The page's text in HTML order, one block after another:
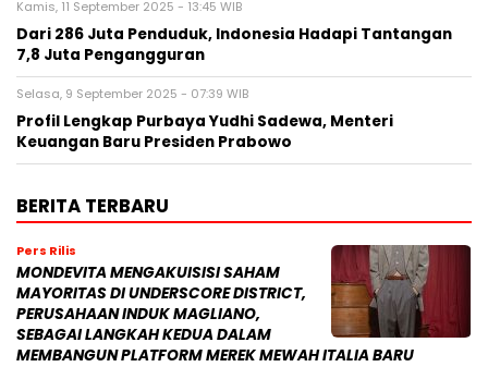
Kamis, 11 September 2025 - 13:45 WIB
Dari 286 Juta Penduduk, Indonesia Hadapi Tantangan
7,8 Juta Pengangguran
Selasa, 9 September 2025 - 07:39 WIB
Profil Lengkap Purbaya Yudhi Sadewa, Menteri
Keuangan Baru Presiden Prabowo
BERITA TERBARU
Pers Rilis
MONDEVITA MENGAKUISISI SAHAM
MAYORITAS DI UNDERSCORE DISTRICT,
PERUSAHAAN INDUK MAGLIANO,
SEBAGAI LANGKAH KEDUA DALAM
MEMBANGUN PLATFORM MEREK MEWAH ITALIA BARU